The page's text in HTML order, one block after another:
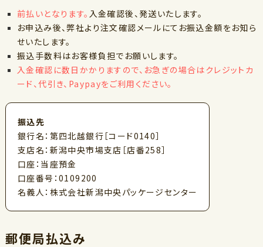
前払いとなります。 入金確認後、発送いたします。
お申込み後、弊社より注文確認メールにてお振込金額をお知ら
せいたします。
振込手数料はお客様負担でお願いします。
入金確認に数日かかりますので、お急ぎの場合はクレジットカ
ード、代引き、Paypayをご利用ください。
振込先
銀行名：第四北越銀行［コード0140］
支店名：新潟中央市場支店［店番258］
口座：当座預金
口座番号：0109200
名義人：株式会社新潟中央パッケージセンター
郵便局払込み